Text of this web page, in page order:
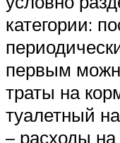
категории:
первым
траты на
туалетный
– расходы